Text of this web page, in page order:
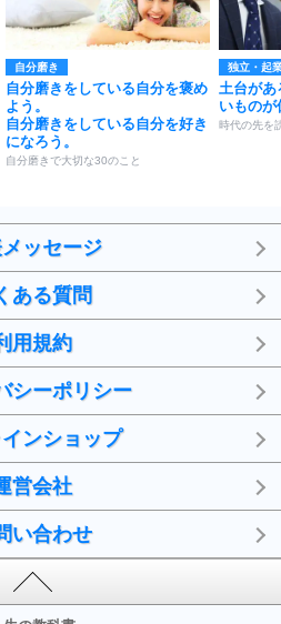
自分磨き
自分磨きをしている自分を褒め
よう。
自分磨きをしている自分を好き
になろう。
自分磨きで大切な30のこと
独立・起
土台があ
いものが
時代の先を
ッセージ
ある質問
用規約
シーポリシー
ンショップ
営会社
い合わせ